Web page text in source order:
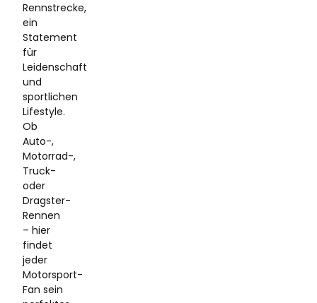
Rennstrecke,
ein
Statement
für
Leidenschaft
und
sportlichen
Lifestyle.
Ob
Auto-,
Motorrad-,
Truck-
oder
Dragster-
Rennen
– hier
findet
jeder
Motorsport-
Fan sein